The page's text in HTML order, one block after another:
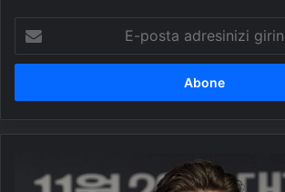
posta
adresinizi
Pitt'e